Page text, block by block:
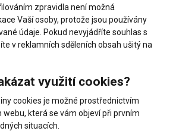
zpravidla není možná
Vaší osoby, protože jsou používány
údaje. Pokud nevyjádříte souhlas s
v reklamních sděleních obsah ušitý na
využití cookies?
cookies je možné prostřednictvím
webu, která se vám objeví při prvním
situacích.